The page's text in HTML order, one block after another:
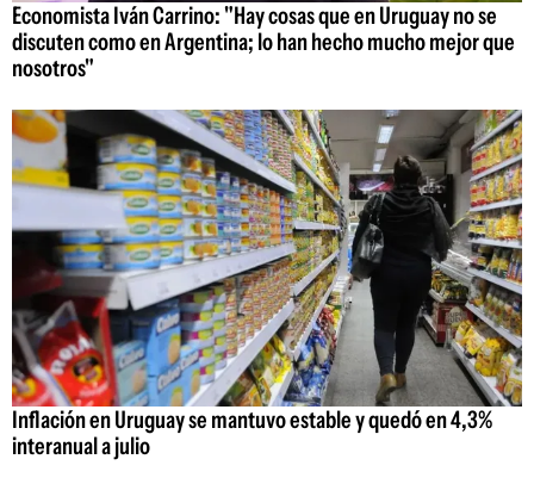
Economista Iván Carrino: "Hay cosas que en Uruguay no se
discuten como en Argentina; lo han hecho mucho mejor que
nosotros"
Inflación en Uruguay se mantuvo estable y quedó en 4,3%
interanual a julio